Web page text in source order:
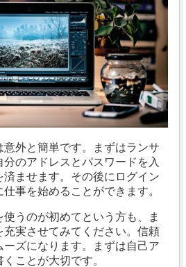
外と簡単です。まずはランサ
のアドレスとパスワードを入
ませます。その後にログイン
事を始めることができます。
うのが初めてという方も、ま
実させてみてください。信頼
ーズになります。まずは自己ア
ことが大切です。